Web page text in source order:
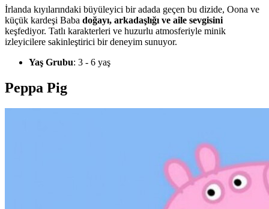
İrlanda kıyılarındaki büyüleyici bir adada geçen bu dizide, Oona ve
küçük kardeşi Baba doğayı, arkadaşlığı ve aile sevgisini
keşfediyor. Tatlı karakterleri ve huzurlu atmosferiyle minik
izleyicilere sakinleştirici bir deneyim sunuyor.
Yaş Grubu: 3 - 6 yaş
Peppa Pig